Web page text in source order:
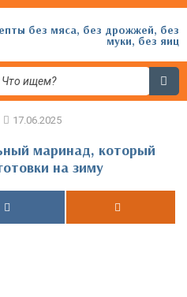
без мяса, без дрожжей, без
муки, без яиц
маринад, который
на зиму